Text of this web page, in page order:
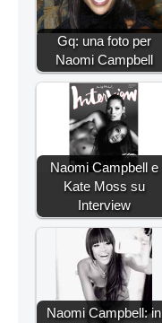
Gq: una foto per
Naomi Campbell
Naomi Campbell e
Kate Moss su
Interview
Naomi Campbell: in